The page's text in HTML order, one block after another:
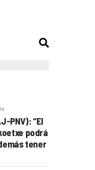
PNV): “El
podrá
tener